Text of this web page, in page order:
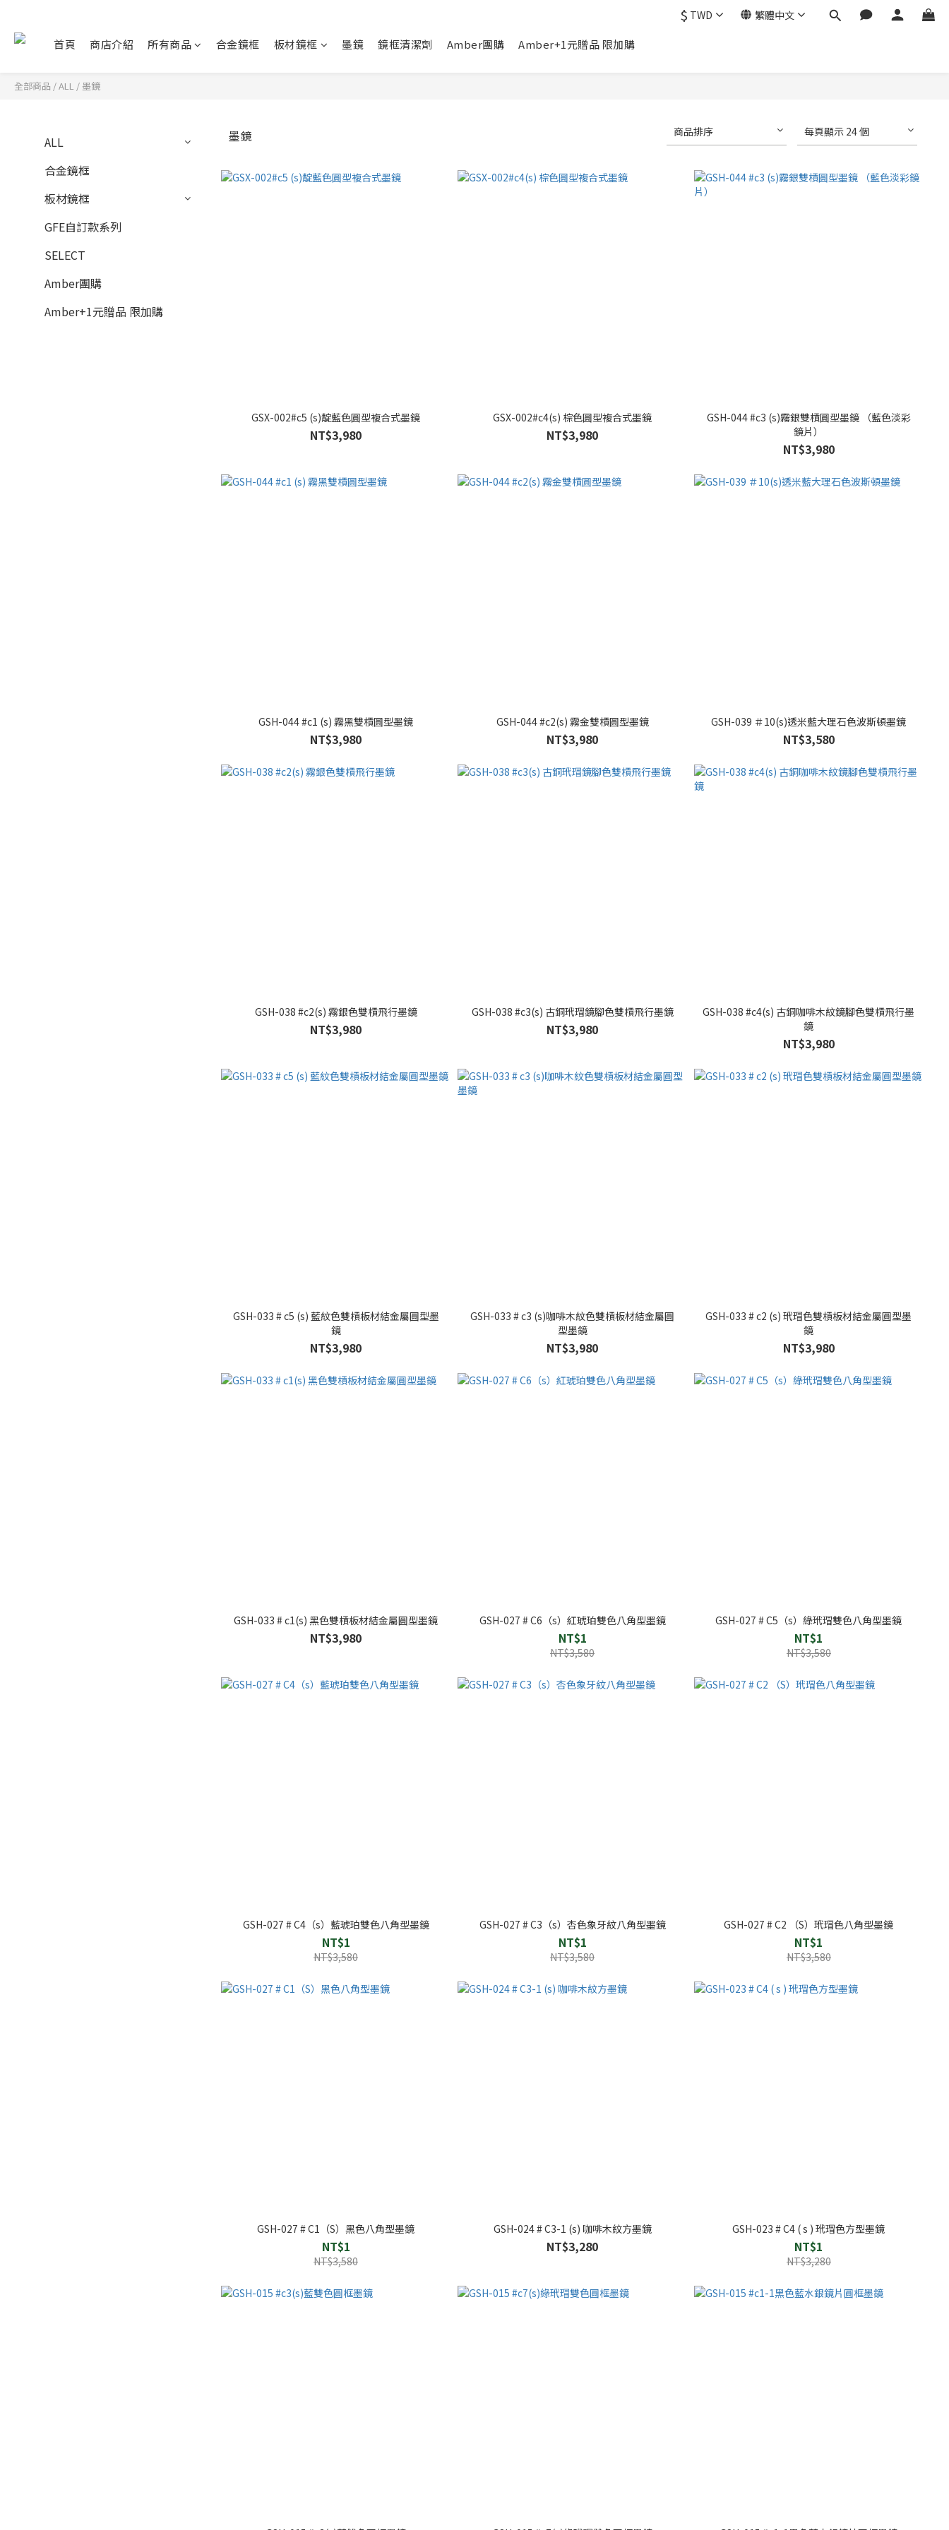
$ TWD 繁體中文
首頁 商店介紹 所有商品 合金鏡框 板材鏡框 墨鏡 鏡框清潔劑 Amber團購 Amber+1元贈品 限加購
全部商品 /ALL / 墨鏡
ALL
合金鏡框
板材鏡框
GFE自訂款系列
SELECT
Amber團購
Amber+1元贈品 限加購
墨鏡 商品排序 每頁顯示 24 個
GSX-002#c5 (s)靛藍色圓型複合式墨鏡
NT$3,980
GSX-002#c4(s) 棕色圓型複合式墨鏡
NT$3,980
GSH-044 #c3 (s)霧銀雙槓圓型墨鏡 （藍色淡彩
鏡片）
NT$3,980
GSH-044 #c1 (s) 霧黑雙槓圓型墨鏡
NT$3,980
GSH-044 #c2(s) 霧金雙槓圓型墨鏡
NT$3,980
GSH-039 ＃10(s)透米藍大理石色波斯頓墨鏡
NT$3,580
GSH-038 #c2(s) 霧銀色雙槓飛行墨鏡
NT$3,980
GSH-038 #c3(s) 古銅玳瑁鏡腳色雙槓飛行墨鏡
NT$3,980
GSH-038 #c4(s) 古銅咖啡木紋鏡腳色雙槓飛行墨
鏡
NT$3,980
GSH-033 # c5 (s) 藍紋色雙槓板材結金屬圓型墨
鏡
NT$3,980
GSH-033 # c3 (s)咖啡木紋色雙槓板材結金屬圓
型墨鏡
NT$3,980
GSH-033 # c2 (s) 玳瑁色雙槓板材結金屬圓型墨
鏡
NT$3,980
GSH-033 # c1(s) 黑色雙槓板材結金屬圓型墨鏡
NT$3,980
GSH-027 # C6（s）紅琥珀雙色八角型墨鏡
NT$1
NT$3,580
GSH-027 # C5（s）綠玳瑁雙色八角型墨鏡
NT$1
NT$3,580
GSH-027 # C4（s）藍琥珀雙色八角型墨鏡
NT$1
NT$3,580
GSH-027 # C3（s）杏色象牙紋八角型墨鏡
NT$1
NT$3,580
GSH-027 # C2 （S）玳瑁色八角型墨鏡
NT$1
NT$3,580
GSH-027 # C1（S）黑色八角型墨鏡
NT$1
NT$3,580
GSH-024 # C3-1 (s) 咖啡木紋方墨鏡
NT$3,280
GSH-023 # C4 ( s ) 玳瑁色方型墨鏡
NT$1
NT$3,280